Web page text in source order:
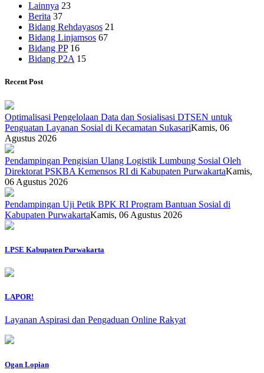
Lainnya 23
Berita 37
Bidang Rehdayasos 21
Bidang Linjamsos 67
Bidang PP 16
Bidang P2A 15
Recent Post
Optimalisasi Pengelolaan Data dan Sosialisasi DTSEN untuk
Penguatan Layanan Sosial di Kecamatan SukasariKamis, 06
Agustus 2026
Pendampingan Pengisian Ulang Logistik Lumbung Sosial Oleh
Direktorat PSKBA Kemensos RI di Kabupaten PurwakartaKamis,
06 Agustus 2026
Pendampingan Uji Petik BPK RI Program Bantuan Sosial di
Kabupaten PurwakartaKamis, 06 Agustus 2026
LPSE Kabupaten Purwakarta
LAPOR!
Layanan Aspirasi dan Pengaduan Online Rakyat
Ogan Lopian